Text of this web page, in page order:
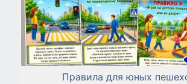
Правила для юных